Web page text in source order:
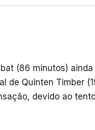
(86 minutos)
de Quinten Timber
devido ao